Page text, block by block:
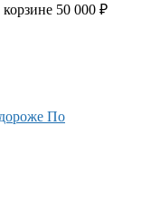
50 000 ₽
По